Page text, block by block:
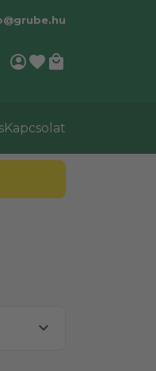
account_circlefavorite local_mall
Kapcsolat